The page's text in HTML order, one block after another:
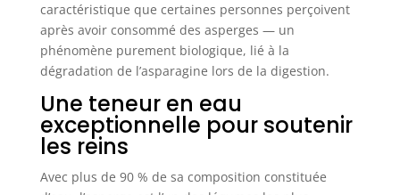
caractéristique que certaines personnes perçoivent
après avoir consommé des asperges — un
phénomène purement biologique, lié à la
dégradation de l’asparagine lors de la digestion.
Une teneur en eau
exceptionnelle pour soutenir
les reins
Avec plus de 90 % de sa composition constituée